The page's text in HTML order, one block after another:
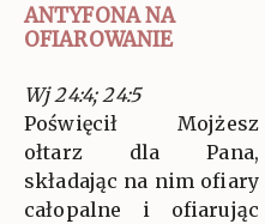
ANTYFONA NA
OFIAROWANIE
Wj 24:4; 24:5
Poświęcił Mojżesz
ołtarz dla Pana,
składając na nim ofiary
całopalne i ofiarując